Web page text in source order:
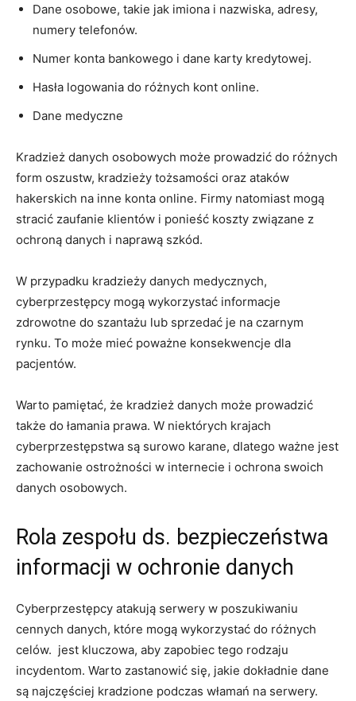
Dane osobowe, takie jak imiona i nazwiska, adresy,
numery‌ telefonów.
Numer ‌konta bankowego⁣ i ​dane karty ⁣kredytowej.
Hasła logowania⁣ do ‍różnych kont online.
Dane medyczne
Kradzież ‍danych osobowych ⁢może prowadzić do różnych
form ​oszustw, kradzieży tożsamości oraz ataków
hakerskich ⁤na inne konta online. Firmy natomiast ⁤mogą
stracić zaufanie⁣ klientów⁣ i ponieść koszty związane z⁣
ochroną​ danych ⁢i naprawą szkód.
W przypadku⁢ kradzieży⁢ danych​ medycznych,
cyberprzestępcy mogą wykorzystać informacje
zdrowotne do ‌szantażu lub sprzedać je na czarnym
rynku. To ‌może mieć ⁢poważne konsekwencje dla
pacjentów.
Warto⁣ pamiętać, że‌ kradzież⁢ danych może ​prowadzić
‍także do ​łamania prawa.⁤ W ‍niektórych ​krajach⁢
cyberprzestępstwa są⁤ surowo ⁣karane, dlatego ważne jest
zachowanie ostrożności‌ w​ internecie i ochrona swoich
danych osobowych.
Rola zespołu⁤ ds. bezpieczeństwa
informacji⁢ w‌ ochronie danych
Cyberprzestępcy atakują serwery‍ w poszukiwaniu
cennych ⁤danych, które⁢ mogą ‌wykorzystać ⁤do ‌różnych
celów. ‍ jest⁢ kluczowa, aby zapobiec tego rodzaju
⁢incydentom. ⁤Warto zastanowić ⁣się, jakie⁤ dokładnie ⁣dane
⁢są⁣ najczęściej ⁢kradzione podczas włamań na serwery.